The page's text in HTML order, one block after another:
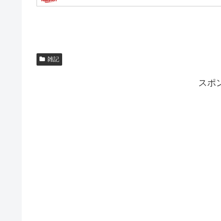
雑記
スポ